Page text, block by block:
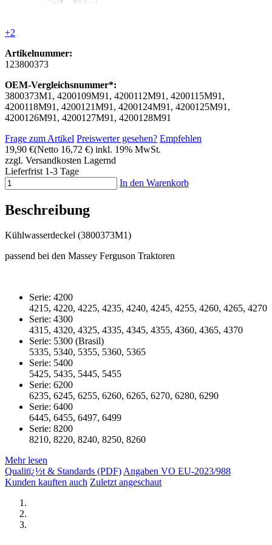
+2
Artikelnummer:
123800373
OEM-Vergleichsnummer*:
3800373M1, 4200109M91, 4200112M91, 4200115M91,
4200118M91, 4200121M91, 4200124M91, 4200125M91,
4200126M91, 4200127M91, 4200128M91
Frage zum Artikel Preiswerter gesehen? Empfehlen
19,90 €(Netto 16,72 €) inkl. 19% MwSt.
zzgl. Versandkosten Lagernd
Lieferfrist 1-3 Tage
In den Warenkorb
Beschreibung
Kühlwasserdeckel (3800373M1)
passend bei den Massey Ferguson Traktoren
Serie: 4200
4215, 4220, 4225, 4235, 4240, 4245, 4255, 4260, 4265, 4270
Serie: 4300
4315, 4320, 4325, 4335, 4345, 4355, 4360, 4365, 4370
Serie: 5300 (Brasil)
5335, 5340, 5355, 5360, 5365
Serie: 5400
5425, 5435, 5445, 5455
Serie: 6200
6235, 6245, 6255, 6260, 6265, 6270, 6280, 6290
Serie: 6400
6445, 6455, 6497, 6499
Serie: 8200
8210, 8220, 8240, 8250, 8260
Mehr lesen
Qualitï¿½t & Standards (PDF)Angaben VO EU-2023/988
Kunden kauften auch Zuletzt angeschaut